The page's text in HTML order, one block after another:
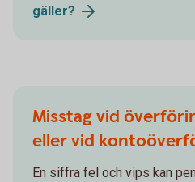
gäller?
Misstag vid
eller vid
En siffra fel och vips kan